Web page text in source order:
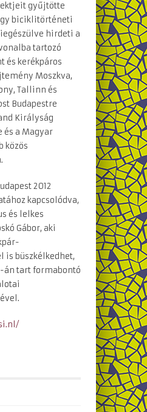
gyűjtötte
biciklitörténeti
hirdeti a
tartozó
és kerékpáros
Moszkva,
Tallinn és
Budapestre
Királyság
és a Magyar
közös
2012
kapcsolódva,
és lelkes
Gábor, aki
is büszkélkedhet,
án tart formabontó